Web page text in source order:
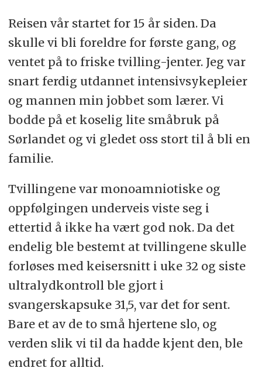
Reisen vår startet for 15 år siden. Da
skulle vi bli foreldre for første gang, og
ventet på to friske tvilling-jenter. Jeg var
snart ferdig utdannet intensivsykepleier
og mannen min jobbet som lærer. Vi
bodde på et koselig lite småbruk på
Sørlandet og vi gledet oss stort til å bli en
familie.
Tvillingene var monoamniotiske og
oppfølgingen underveis viste seg i
ettertid å ikke ha vært god nok. Da det
endelig ble bestemt at tvillingene skulle
forløses med keisersnitt i uke 32 og siste
ultralydkontroll ble gjort i
svangerskapsuke 31,5, var det for sent.
Bare et av de to små hjertene slo, og
verden slik vi til da hadde kjent den, ble
endret for alltid.